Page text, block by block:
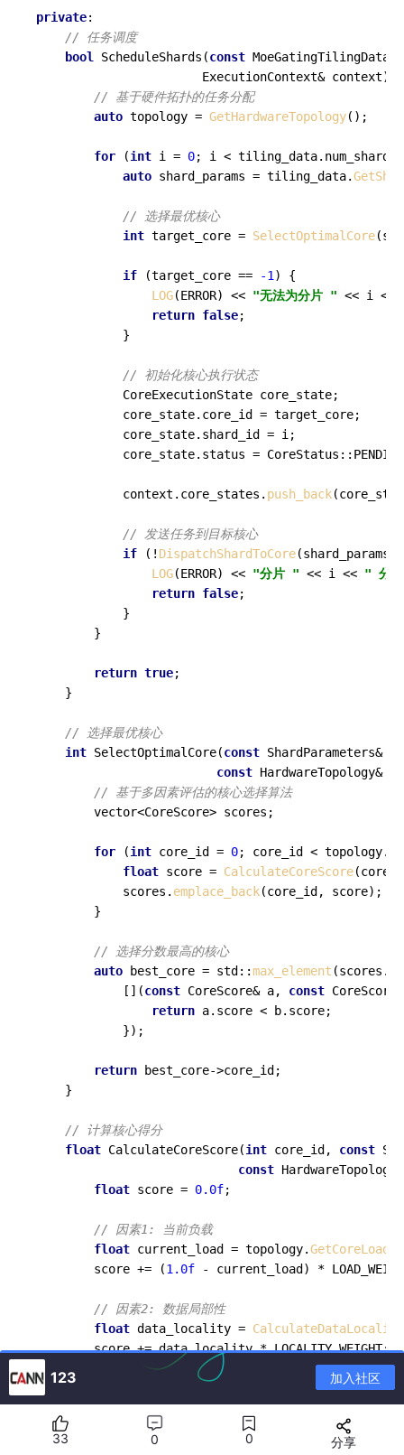
private:
// 任务调度
bool
ScheduleShards (const
                       ExecutionContext& context)
// 基于硬件拓扑的任务分配
auto topology = GetHardwareTopology();
for (int i = 0; i <
auto shard_params = tiling_data.
// 选择最优核心
int target_core = SelectOptimalCore
if (target_core == -1 ) {
LOG(ERROR) << "无法为分片 " << i <<
return false;
            }
// 初始化核心执行状态
            CoreExecutionState core_state;
            core_state.core_id = target_core;
            core_state.shard_id = i;
core_state.status =
            context.core_states.
push_back
// 发送任务到目标核心
if (! DispatchShardToCore
LOG(ERROR) << "分片 " << i << " 分
return false;
            }
        }
return true;
    }
// 选择最优核心
int SelectOptimalCore(const ShardParameters&
const HardwareTopology&
// 基于多因素评估的核心选择算法
        vector<CoreScore> scores;
for (int core_id = 0; core_id <
float score = CalculateCoreScore
            scores.
emplace_back(core_id, score);
        }
// 选择分数最高的核心
auto best_core = std::max_element (scores.
            [](
const CoreScore& a, const
return a.score < b.score;
            });
return best_core->core_id;
    }
// 计算核心得分
float CalculateCoreScore(int core_id, const
const
float score = 0.0f;
// 因素1: 当前负载
float current_load = topology.GetCoreLoad
        score += (
1.0f - current_load) *
// 因素2: 数据局部性
float data_locality = CalculateDataLocality
        score += data_locality * LOCALITY_WEIGHT;
float comm_cost = EstimateCommunicationCost
        score += (
- comm_cost) *
123 加入社区
33 0
0 分享